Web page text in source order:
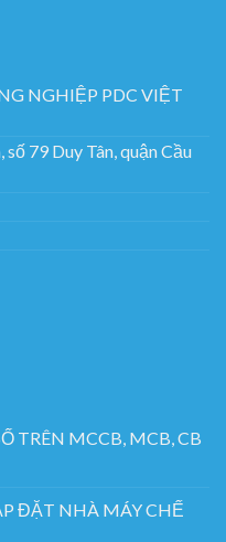
NGHIỆP PDC VIỆT
số 79 Duy Tân, quận Cầu
TRÊN MCCB, MCB, CB
ĐẶT NHÀ MÁY CHẾ